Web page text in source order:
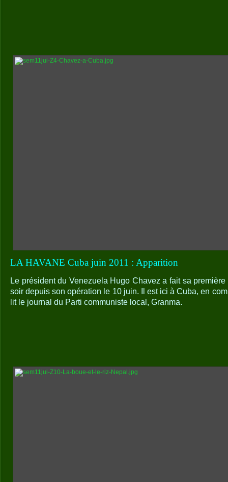
LA HAVANE Cuba juin 2011 : Apparition
Le président du Venezuela Hugo Chavez a fait sa
soir depuis son opération le 10 juin. Il est ici à Cuba, en
lit le journal du Parti communiste local, Granma.